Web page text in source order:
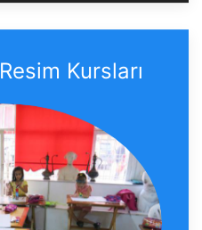
Kursları